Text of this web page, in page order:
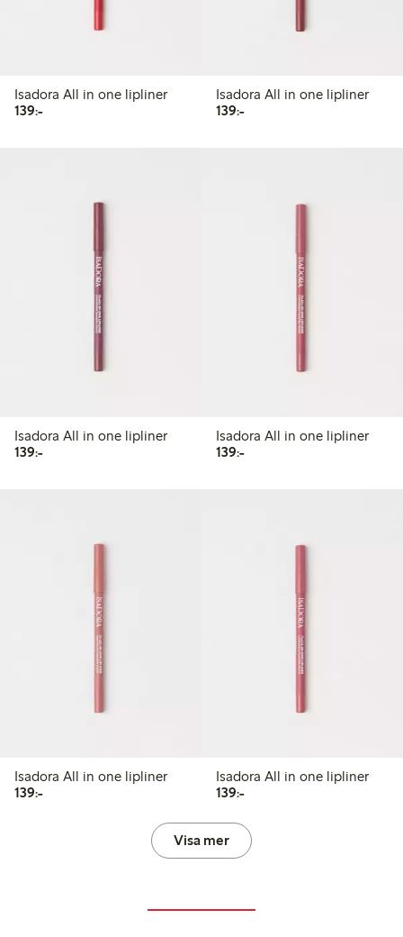
Isadora All in one lipliner
139:-139,00 kr
Isadora All in one lipliner
139:-139,00 kr
Isadora All in one lipliner
139:-139,00 kr
Isadora All in one lipliner
139:-139,00 kr
Isadora All in one lipliner
139:-139,00 kr
Isadora All in one lipliner
139:-139,00 kr
Visa mer